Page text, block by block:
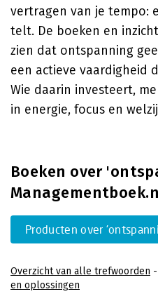
vertragen van je tempo:
telt. De boeken en
zien dat ontspanning
een actieve vaardigheid
Wie daarin investeert,
in energie, focus en
Boeken over
Producten over
Overzicht van alle trefwoorden -
en oplossingen